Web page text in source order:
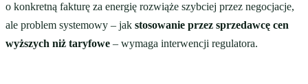
o konkretną fakturę za energię rozwiąże szybciej przez negocjacje,
ale problem systemowy – jak stosowanie przez sprzedawcę cen
wyższych niż taryfowe – wymaga interwencji regulatora.